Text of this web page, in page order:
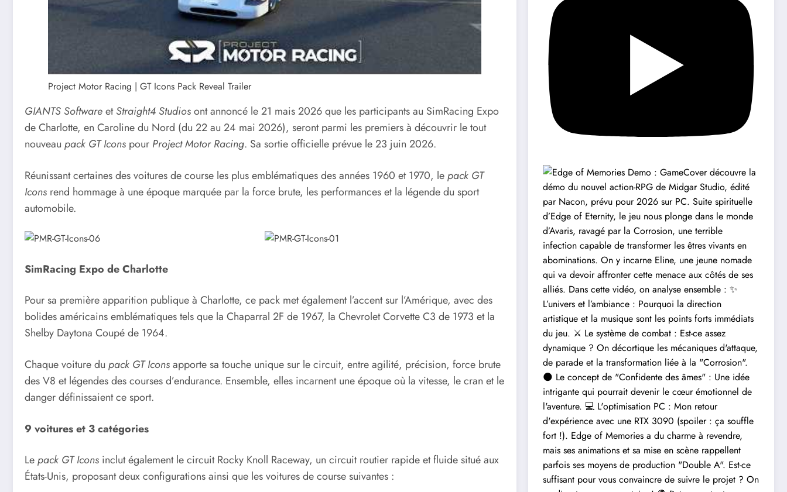
Project Motor Racing | GT Icons Pack Reveal Trailer
GIANTS SoftwareetStraight4 Studiosont annoncé le 21 mais 2026 que les participants au SimRacing Expo
de Charlotte, en Caroline du Nord (du 22 au 24 mai 2026), seront parmi les premiers à découvrir le tout
nouveau pack GT Icons pour Project Motor Racing. Sa sortie officielle prévue le 23 juin 2026.
Réunissant certaines des voitures de course les plus emblématiques des années 1960 et 1970, lepack GT
Icons rend hommage à une époque marquée par la force brute, les performances et la légende du sport
automobile.
SimRacing Expo de Charlotte
Pour sa première apparition publique à Charlotte, ce pack met également l’accent sur l’Amérique, avec des
bolides américains emblématiques tels que la Chaparral 2F de 1967, la Chevrolet Corvette C3 de 1973 et la
Shelby Daytona Coupé de 1964.
Chaque voiture du pack GT Iconsapporte sa touche unique sur le circuit, entre agilité, précision, force brute
des V8 et légendes des courses d’endurance. Ensemble, elles incarnent une époque où la vitesse, le cran et le
danger définissaient ce sport.
9 voitures et 3 catégories
Lepack GT Icons inclut également le circuit Rocky Knoll Raceway, un circuit routier rapide et fluide situé aux
États-Unis, proposant deux configurations ainsi que les voitures de course suivantes :